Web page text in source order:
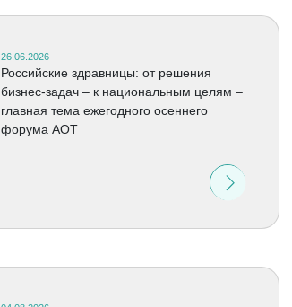
26.06.2026
Российские здравницы: от решения
бизнес-задач – к национальным целям –
главная тема ежегодного осеннего
форума АОТ